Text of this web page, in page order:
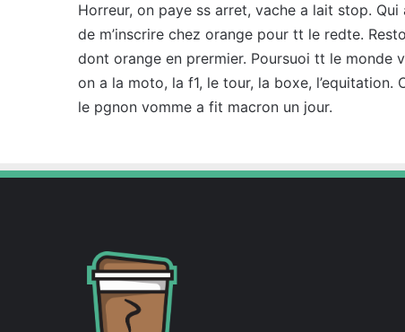
Horreur, on paye ss arret, vache a lait stop.
de m’inscrire chez orange pour tt le redte.
dont orange en prermier. Poursuoi tt le monde
on a la moto, la f1, le tour, la boxe,
le pgnon vomme a fit macron un jour.